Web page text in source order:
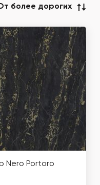
более дорогих
Nero Portoro